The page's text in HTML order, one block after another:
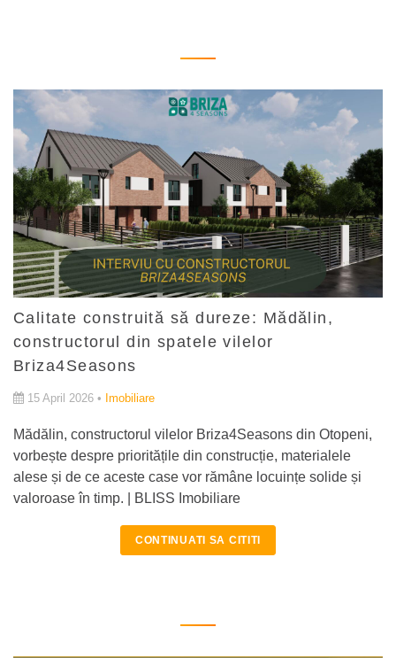
Calitate construită să dureze: Mădălin,
constructorul din spatele vilelor
Briza4Seasons
15 April 2026 • Imobiliare
Mădălin, constructorul vilelor Briza4Seasons din Otopeni,
vorbește despre prioritățile din construcție, materialele
alese și de ce aceste case vor rămâne locuințe solide și
valoroase în timp. | BLISS Imobiliare
CONTINUATI SA CITITI